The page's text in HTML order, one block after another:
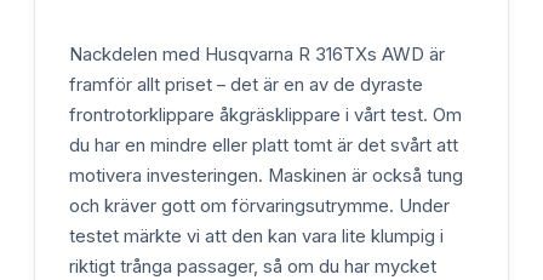
Nackdelen med Husqvarna R 316TXs AWD är
framför allt priset – det är en av de dyraste
frontrotorklippare åkgräsklippare i vårt test. Om
du har en mindre eller platt tomt är det svårt att
motivera investeringen. Maskinen är också tung
och kräver gott om förvaringsutrymme. Under
testet märkte vi att den kan vara lite klumpig i
riktigt trånga passager, så om du har mycket